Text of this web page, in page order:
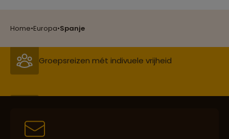
Home•Europa•Spanje
Best beoordeelde reisroutes